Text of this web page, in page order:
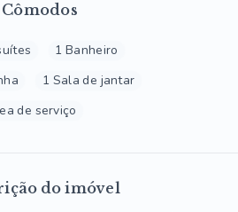
Cômodos
1 Banheiro
1 Sala de jantar
de serviço
do imóvel